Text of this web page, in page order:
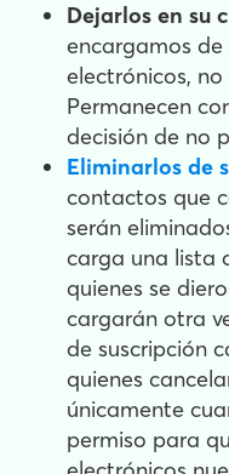
Dejarlos en su
encargamos de
electrónicos,
Permanecen
decisión de no
Eliminarlos de
contactos que
serán
carga una lista
quienes se
cargarán otra
de suscripción
quienes
únicamente
permiso para